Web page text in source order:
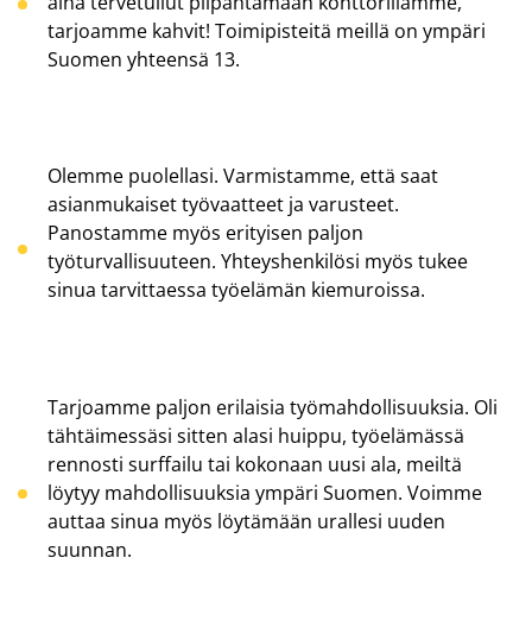
tarjoamme kahvit! Toimipisteitä meillä on ympäri
Suomen yhteensä 13.
Olemme puolellasi. Varmistamme, että saat
asianmukaiset työvaatteet ja varusteet.
Panostamme myös erityisen paljon
työturvallisuuteen. Yhteyshenkilösi myös tukee
sinua tarvittaessa työelämän kiemuroissa.
Tarjoamme paljon erilaisia työmahdollisuuksia. Oli
tähtäimessäsi sitten alasi huippu, työelämässä
rennosti surffailu tai kokonaan uusi ala, meiltä
löytyy mahdollisuuksia ympäri Suomen. Voimme
auttaa sinua myös löytämään urallesi uuden
suunnan.